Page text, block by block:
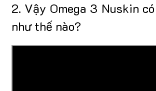
2. Vậy Omega 3 Nuskin
như thế nào?